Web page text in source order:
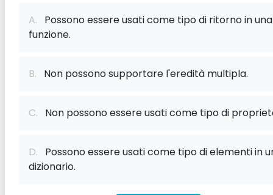
A. Possono essere usati come tipo di ritorno in una
funzione.
B. Non possono supportare l'eredità multipla.
C. Non possono essere usati come tipo di
D. Possono essere usati come tipo di elementi in
dizionario.